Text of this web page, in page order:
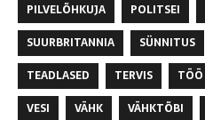
PILVELÕHKUJA
POLITSEI
SUURBRITANNIA
SÜNNITUS
TEADLASED
TERVIS TÖÖ
VESI
VÄHK VÄHKTÕBI